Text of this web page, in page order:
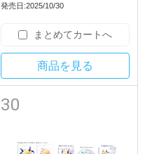
発売日:2025/10/30
まとめてカートへ
商品を見る
30